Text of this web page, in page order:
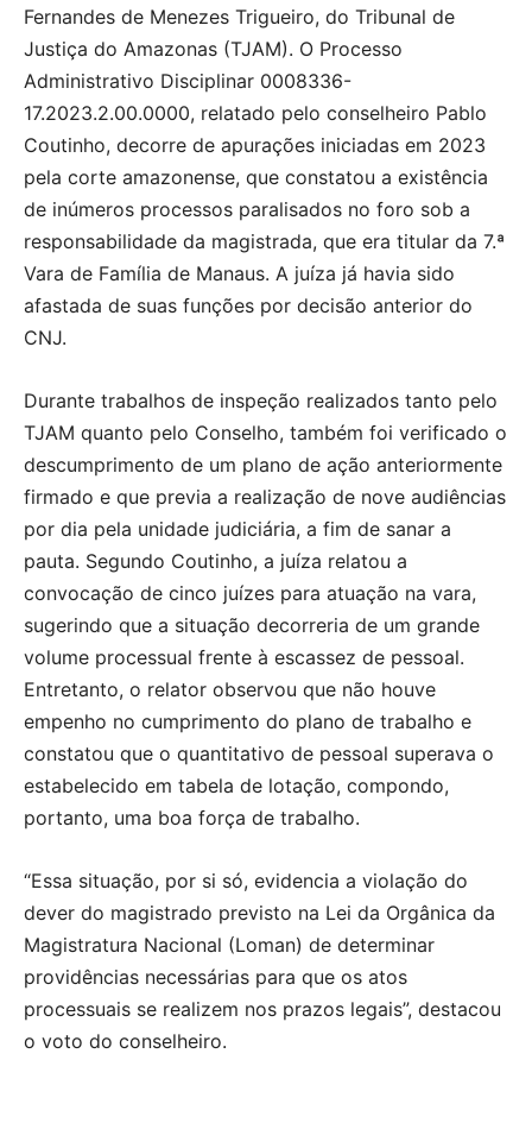
Fernandes de Menezes Trigueiro, do Tribunal de
Justiça do Amazonas (TJAM). O Processo
Administrativo Disciplinar 0008336-
17.2023.2.00.0000, relatado pelo conselheiro Pablo
Coutinho, decorre de apurações iniciadas em 2023
pela corte amazonense, que constatou a existência
de inúmeros processos paralisados no foro sob a
responsabilidade da magistrada, que era titular da 7.ª
Vara de Família de Manaus. A juíza já havia sido
afastada de suas funções por decisão anterior do
CNJ.
Durante trabalhos de inspeção realizados tanto pelo
TJAM quanto pelo Conselho, também foi verificado o
descumprimento de um plano de ação anteriormente
firmado e que previa a realização de nove audiências
por dia pela unidade judiciária, a fim de sanar a
pauta. Segundo Coutinho, a juíza relatou a
convocação de cinco juízes para atuação na vara,
sugerindo que a situação decorreria de um grande
volume processual frente à escassez de pessoal.
Entretanto, o relator observou que não houve
empenho no cumprimento do plano de trabalho e
constatou que o quantitativo de pessoal superava o
estabelecido em tabela de lotação, compondo,
portanto, uma boa força de trabalho.
“Essa situação, por si só, evidencia a violação do
dever do magistrado previsto na Lei da Orgânica da
Magistratura Nacional (Loman) de determinar
providências necessárias para que os atos
processuais se realizem nos prazos legais”, destacou
o voto do conselheiro.